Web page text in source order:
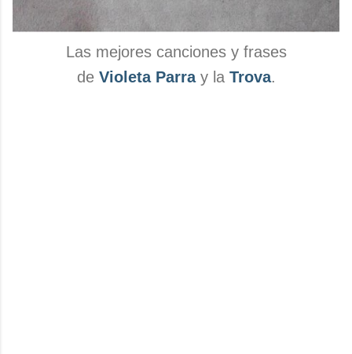
Las mejores canciones y frases
de Violeta Parray la Trova.